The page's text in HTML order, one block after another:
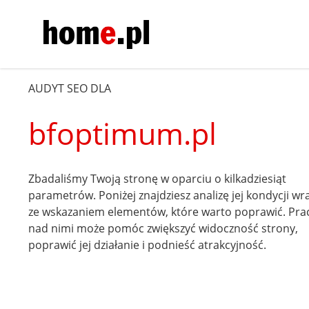
AUDYT SEO DLA
bfoptimum.pl
Zbadaliśmy Twoją stronę w oparciu o kilkadziesiąt
parametrów. Poniżej znajdziesz analizę jej kondycji
ze wskazaniem elementów, które warto poprawić.
nad nimi może pomóc zwiększyć widoczność strony,
poprawić jej działanie i podnieść atrakcyjność.